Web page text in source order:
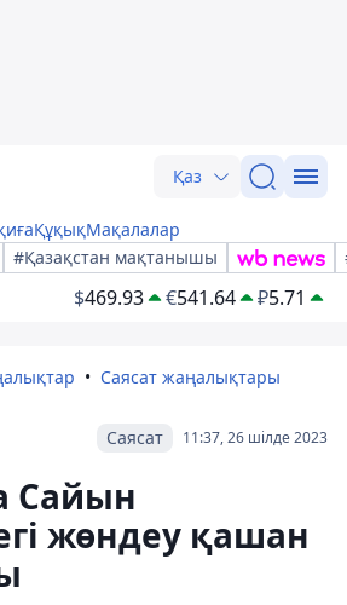
Қаз
ҚұқықМақалалар
#Қазақстан мақтанышы
$469.93 €541.64 ₽5.71
Саясат жаңалықтары
11:37, 26 шілде 2023
Саясат
Сайын
жөндеу қашан